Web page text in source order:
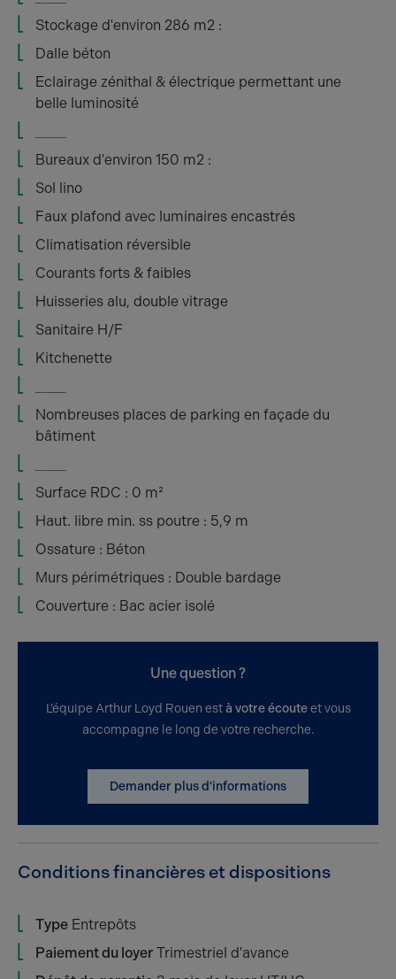
Stockage d'environ 286 m2 :
Dalle béton
Eclairage zénithal & électrique permettant une
belle luminosité
Bureaux d'environ 150 m2 :
Sol lino
Faux plafond avec luminaires encastrés
Climatisation réversible
Courants forts & faibles
Huisseries alu, double vitrage
Sanitaire H/F
Kitchenette
Nombreuses places de parking en façade du
bâtiment
Surface RDC : 0 m²
Haut. libre min. ss poutre : 5,9 m
Ossature : Béton
Murs périmétriques : Double bardage
Couverture : Bac acier isolé
Une question ?
L’équipe Arthur Loyd Rouen est à votre écouteet vous
accompagne le long de votre recherche.
Demander plus d'informations
Conditions financières et dispositions
Type Entrepôts
Paiement du loyer Trimestriel d'avance